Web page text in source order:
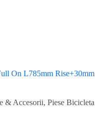
On L785mm Rise+30mm
& Accesorii, Piese Bicicleta